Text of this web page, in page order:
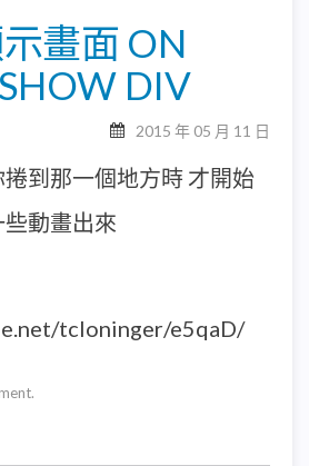
畫面 ON
DIV
2015 年 05 月 11 日
到那一個地方時 才開始
動畫出來
tcloninger/e5qaD/